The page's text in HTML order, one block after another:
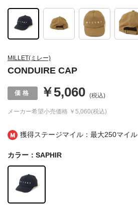
獲得ステージマイル：最大250マイル
MILLET(ミレー)
CONDUIRE CAP
メーカー希望小売価格 ￥5,060(税込)
￥5,060 (税込)
カラー：SAPHIR